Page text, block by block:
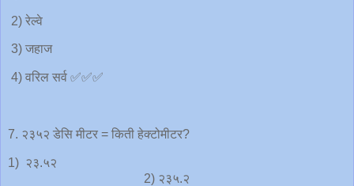
2) रेल्वे
3) जहाज
4) वरिल सर्व ✅✅✅
7. २३५२ डेसि मीटर = किती हेक्टोमीटर?
1) २३.५२
2) २३५.२